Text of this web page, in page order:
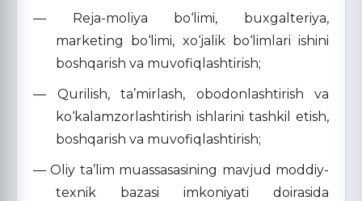
— Reja-moliya bo‘limi, buxgalteriya,
marketing bo‘limi, xo‘jalik bo‘limlari ishini
boshqarish va muvofiqlashtirish;
— Qurilish, ta’mirlash, obodonlashtirish va
ko‘kalamzorlashtirish ishlarini tashkil etish,
boshqarish va muvofiqlashtirish;
— Oliy ta’lim muassasasining mavjud moddiy-
texnik bazasi imkoniyati doirasida